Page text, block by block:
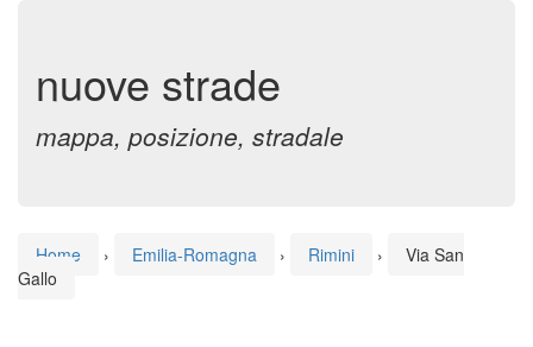
nuove strade
mappa, posizione, stradale
Home › Emilia-Romagna › Rimini ›
Via San
Gallo